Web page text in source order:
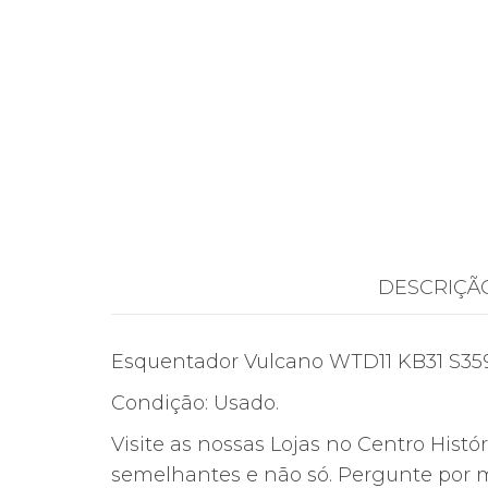
Esquentador Vulcano WTD11 KB31
Condição: Usado.
Visite as nossas Lojas no Centro
semelhantes e não só. Pergunte por